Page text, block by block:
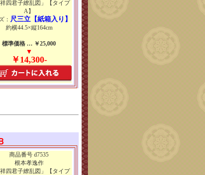
祥四君子繚乱図」【タイプ
A】
： 尺三立【紙箱入り】
約横44.5×縦164cm
標準価格 … ￥25,000
▼
￥14,300-
商品番号 d7535
根本孝逸作
祥四君子繚乱図」【タイプ